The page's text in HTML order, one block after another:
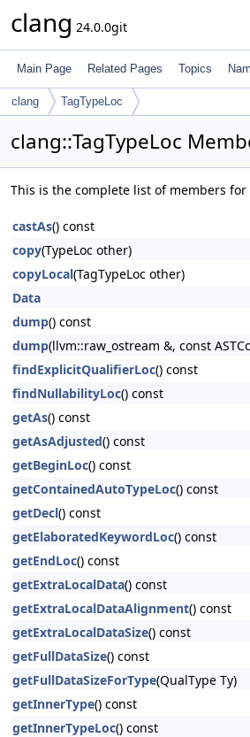
clang 24.0.0git
Main Page Related Pages Topics
clang TagTypeLoc
clang::TagTypeLoc
This is the complete list of members for
castAs() const
copy(TypeLoc other)
copyLocal(TagTypeLoc other)
Data
dump() const
dump(llvm::raw_ostream &, const
findExplicitQualifierLoc() const
findNullabilityLoc() const
getAs() const
getAsAdjusted() const
getBeginLoc() const
getContainedAutoTypeLoc() const
getDecl() const
getElaboratedKeywordLoc() const
getEndLoc() const
getExtraLocalData() const
getExtraLocalDataAlignment() const
getExtraLocalDataSize() const
getFullDataSize() const
getFullDataSizeForType(QualType Ty)
getInnerType() const
getInnerTypeLoc() const